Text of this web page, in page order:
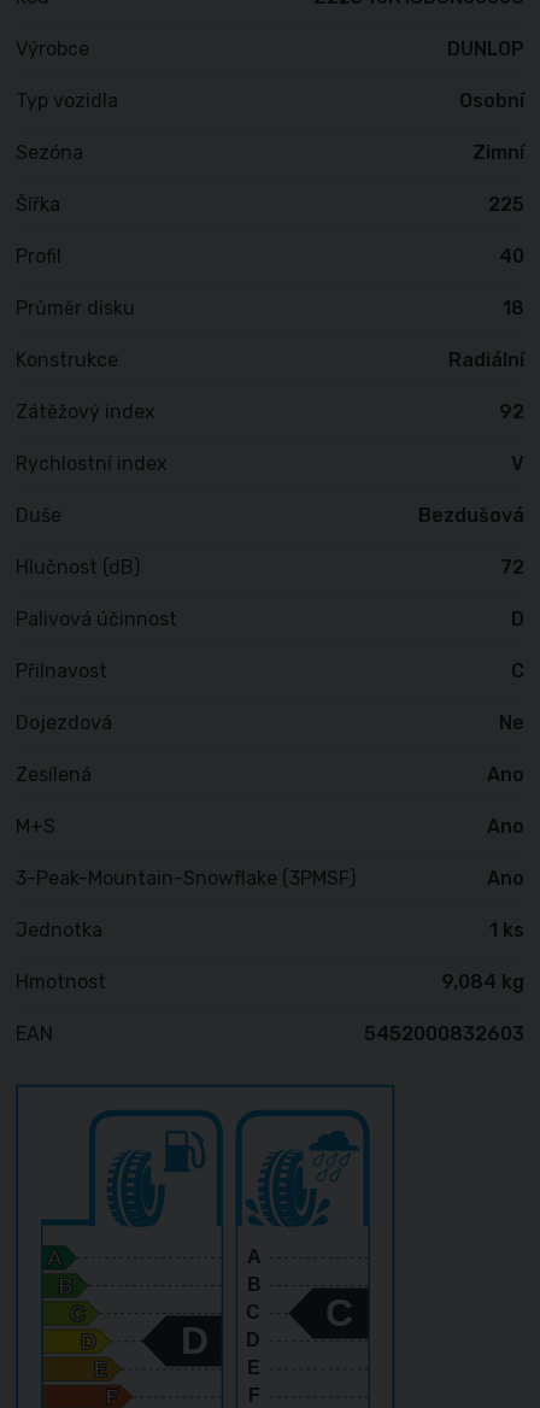
Výrobce DUNLOP
Typ vozidla Osobní
Sezóna Zimní
Šířka 225
Profil 40
Průměr disku 18
Konstrukce Radiální
Zátěžový index 92
Rychlostní index V
Duše Bezdušová
Hlučnost (dB) 72
Palivová účinnost D
Přilnavost C
Dojezdová Ne
Zesílená Ano
M+S Ano
3-Peak-Mountain-Snowflake (3PMSF) Ano
Jednotka 1 ks
Hmotnost 9,084 kg
EAN 5452000832603
A
B
C
D
E
F
D
C